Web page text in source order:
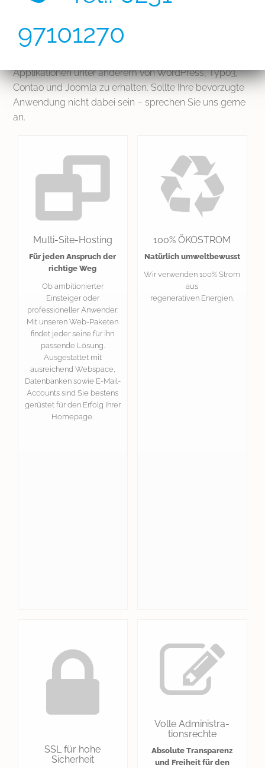
Durch unser Hosting haben Sie die Möglichkeit, mit
Applikationen unter anderem von WordPress, Typo3,
Contao und Joomla zu erhalten. Sollte Ihre bevorzugte
Anwendung nicht dabei sein − sprechen Sie uns gerne
an.
Multi-Site-Hosting
Für jeden Anspruch der
richtige Weg
Ob ambitionierter
Einsteiger oder
professioneller Anwender:
Mit unseren Web-Paketen
findet jeder seine für ihn
passende Lösung.
Ausgestattet mit
ausreichend Webspace,
Datenbanken sowie E-Mail-
Accounts sind Sie bestens
gerüstet für den Erfolg Ihrer
Homepage.
100% ÖKOSTROM
Natürlich umweltbewusst
Wir verwenden 100% Strom
aus
regenerativen Energien.
SSL für hohe
Sicherheit
Volle Administra-
tionsrechte
Absolute Transparenz
und Freiheit für den
97101270